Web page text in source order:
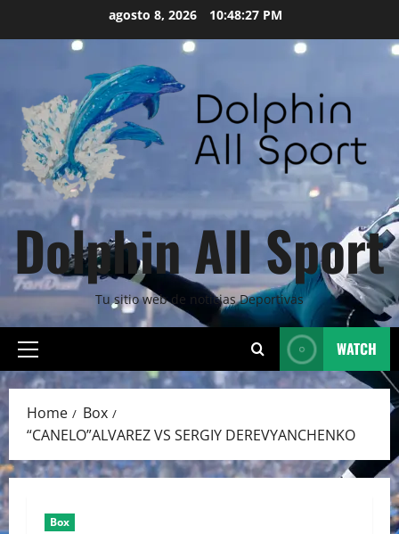
agosto 8, 2026 10:48:28 PM
Dolphin All Sport
Tu sitio web de noticias Deportivas
Primary
Menu
WATCH
Home
Box
“CANELO”ALVAREZ VS SERGIY DEREVYANCHENKO
Box